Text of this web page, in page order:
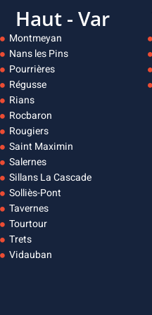
Haut - Var
Montmeyan
Nans les Pins
Pourrières
Régusse
Rians
Rocbaron
Rougiers
Saint Maximin
Salernes
Sillans La Cascade
Solliès-Pont
Tavernes
Tourtour
Trets
Vidauban